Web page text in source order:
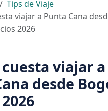
Tips de Viaje
viajar a Punta Cana
2026
viajar a
desde